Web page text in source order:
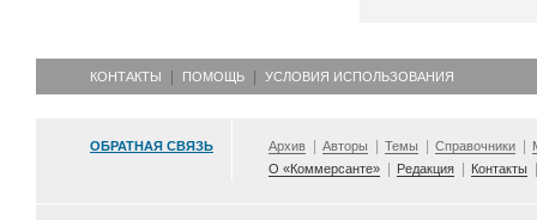
КОНТАКТЫ ПОМОЩЬ УСЛОВИЯ ИСПОЛЬЗОВАНИЯ
ОБРАТНАЯ СВЯЗЬ Архив Авторы Темы Справочники
О «Коммерсанте»
Редакция Контакты